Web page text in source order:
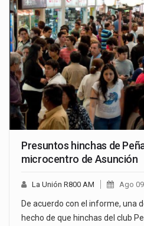
Presuntos hinchas de
microcentro de Asunción
La Unión R800 AM Ago
De acuerdo con el informe, una
hecho de que hinchas del club